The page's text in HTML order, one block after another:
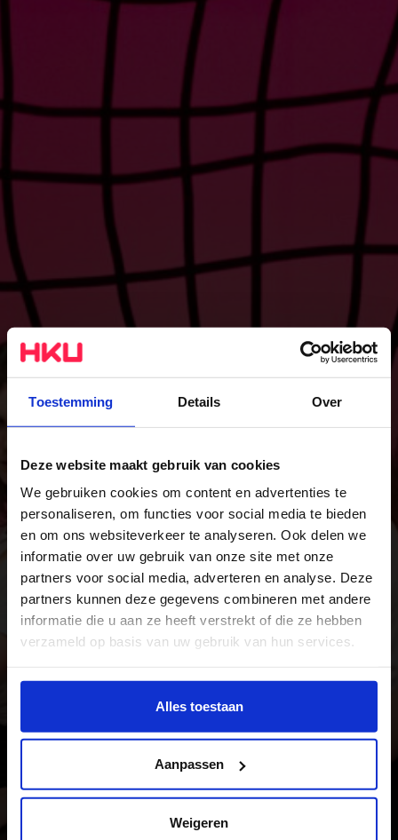
Toestemming Details Over
Deze website maakt gebruik van cookies
We gebruiken cookies om content en advertenties te
personaliseren, om functies voor social media te bieden
en om ons websiteverkeer te analyseren. Ook delen we
informatie over uw gebruik van onze site met onze
partners voor social media, adverteren en analyse. Deze
partners kunnen deze gegevens combineren met andere
informatie die u aan ze heeft verstrekt of die ze hebben
verzameld op basis van uw gebruik van hun services.
Wil je meer weten of de voorkeur aanpassen, bekijk dan
https://www.hku.nl/privacy-statement-en-
Alles toestaan
Aanpassen
Weigeren